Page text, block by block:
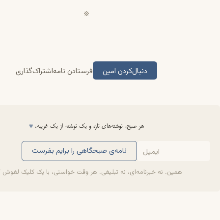
دنبال‌کردن امین فرستادن نامهاشتراک‌گذاری
هر صبح، نوشته‌های تازه و یک نوشته از یک غریبه. ※
نامه‌ی صبحگاهی را برایم بفرست
همین. نه خبرنامه‌ای، نه تبلیغی. هر وقت خواستی، با یک کلیک